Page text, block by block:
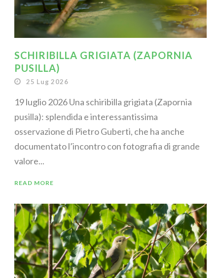
SCHIRIBILLA GRIGIATA (ZAPORNIA
PUSILLA)
25 Lug 2026
19 luglio 2026 Una schiribilla grigiata (Zapornia
pusilla): splendida e interessantissima
osservazione di Pietro Guberti, che ha anche
documentato l’incontro con fotografia di grande
valore...
READ MORE